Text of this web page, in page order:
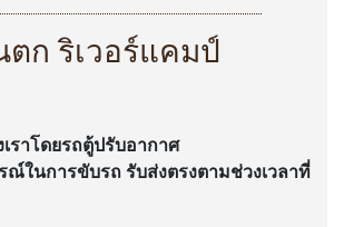
ก ริเวอร์แคมป์
ราโดยรถตู้ปรับอากาศ
ณ์ในการขับรถ รับส่งตรงตามช่วงเวลาที่